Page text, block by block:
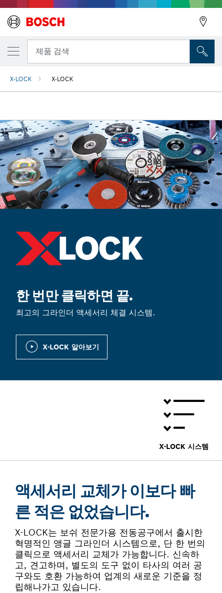
제품 검색
X-LOCK X-LOCK
한 번만 클릭하면 끝.
최고의 그라인더 액세서리 체결 시스템.
X-LOCK 알아보기
X-LOCK 시스템
액세서리 교체가 이보다 빠
른 적은 없었습니다.
X-LOCK는 보쉬 전문가용 전동공구에서 출시한
혁명적인 앵글 그라인더 시스템으로, 단 한 번의
클릭으로 액세서리 교체가 가능합니다. 신속하
고, 견고하며, 별도의 도구 없이 타사의 여러 공
구와도 호환 가능하여 업계의 새로운 기준을 정
립해나가고 있습니다.